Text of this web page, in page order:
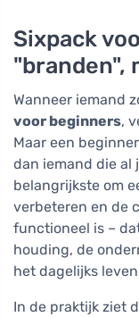
Sixpack
"branden",
Wanneer iemand
voor beginners,
Maar een
dan iemand die al
belangrijkste om
verbeteren en de
functioneel is –
houding, de
het dagelijks
In de praktijk ziet